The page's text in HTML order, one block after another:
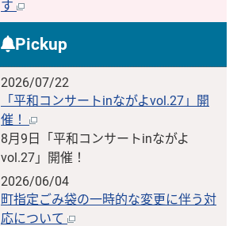
す
Pickup
2026/07/22
「平和コンサートinながよvol.27」開
催！
8月9日「平和コンサートinながよ
vol.27」開催！
2026/06/04
町指定ごみ袋の一時的な変更に伴う対
応について